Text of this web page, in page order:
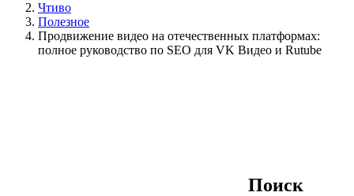
Чтиво
Полезное
Продвижение видео на отечественных платформах:
полное руководство по SEO для VK Видео и Rutube
Поиск